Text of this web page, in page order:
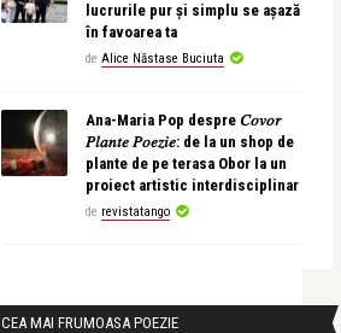
lucrurile pur și simplu se așază
în favoarea ta
de Alice Năstase Buciuta
Ana-Maria Pop despre 𝐶𝑜𝑣𝑜𝑟
𝑃𝑙𝑎𝑛𝑡𝑒 𝑃𝑜𝑒𝑧𝑖𝑒: de la un shop de
plante de pe terasa Obor la un
proiect artistic interdisciplinar
de revistatango
CEA MAI FRUMOASA POEZIE